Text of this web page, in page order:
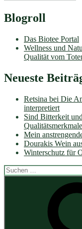
Blogroll
Das Biotee Portal
Wellness und
Qualität vom
Neueste
Retsina bei Die
interpretiert
Sind Bitterkeit
Mein
Dourakis Wein
Winterschutz für
Suche
nach: